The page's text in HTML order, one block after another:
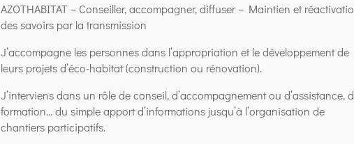
AZOTHABITAT – Conseiller, accompagner, diffuser – Maintien et
des savoirs par la transmission
J’accompagne les personnes dans l’appropriation et le développement de
leurs projets d’éco-habitat (construction ou rénovation).
J’interviens dans un rôle de conseil, d’accompagnement ou d’assistance,
formation… du simple apport d’informations jusqu’à l’organisation de
chantiers participatifs.